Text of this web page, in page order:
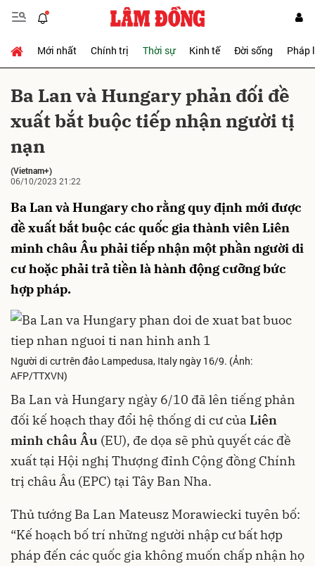
Mới nhất Chính trị Thời sự Kinh tế Đời sống Pháp
Ba Lan và Hungary phản đối đề
xuất bắt buộc tiếp nhận người tị
nạn
(Vietnam+)
06/10/2023 21:22
Ba Lan và Hungary cho rằng quy định mới được
đề xuất bắt buộc các quốc gia thành viên Liên
minh châu Âu phải tiếp nhận một phần người di
cư hoặc phải trả tiền là hành động cưỡng bức
hợp pháp.
Người di cư trên đảo Lampedusa, Italy ngày 16/9. (Ảnh:
AFP/TTXVN)
Ba Lan và Hungary ngày 6/10 đã lên tiếng phản
đối kế hoạch thay đổi hệ thống di cư của Liên
minh châu Âu (EU), đe dọa sẽ phủ quyết các đề
xuất tại Hội nghị Thượng đỉnh Cộng đồng Chính
trị châu Âu (EPC) tại Tây Ban Nha.
Thủ tướng Ba Lan Mateusz Morawiecki tuyên bố:
“Kế hoạch bố trí những người nhập cư bất hợp
pháp đến các quốc gia không muốn chấp nhận họ
Gửi bình luận
Hủy Gửi